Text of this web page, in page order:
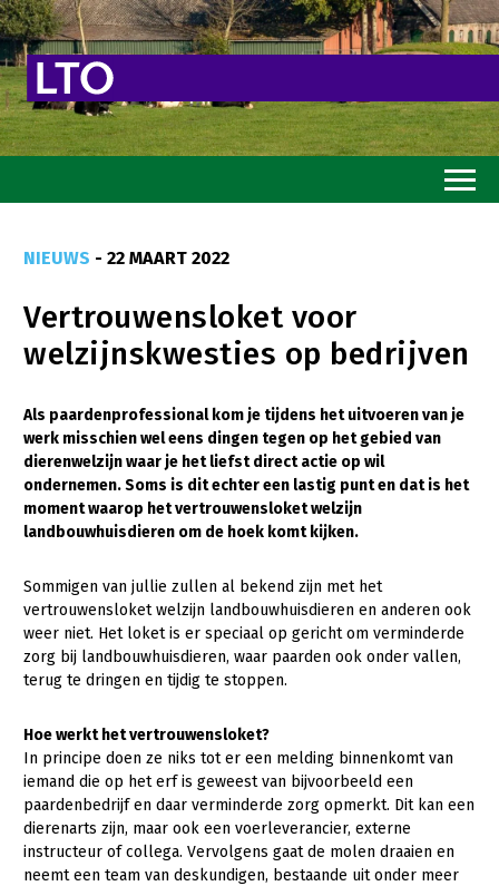
Goed eten
Mooi groen
Sterk ondernemerschap
Transitiepaden
Thema’s
Gezonde planten
Gezonde dieren
Natuur, klimaat en energie
Bodem en water
Mens, ondernemerschap en onderwijs
Internationaal
Sectoren
Dier
NIEUWS - 22 MAART 2022
Vertrouwensloket voor
welzijnskwesties op bedrijven
Als paardenprofessional kom je tijdens het uitvoeren van je
werk misschien wel eens dingen tegen op het gebied van
dierenwelzijn waar je het liefst direct actie op wil
ondernemen. Soms is dit echter een lastig punt en dat is het
moment waarop het vertrouwensloket welzijn
landbouwhuisdieren om de hoek komt kijken.
Sommigen van jullie zullen al bekend zijn met het
vertrouwensloket welzijn landbouwhuisdieren en anderen ook
weer niet. Het loket is er speciaal op gericht om verminderde
zorg bij landbouwhuisdieren, waar paarden ook onder vallen,
terug te dringen en tijdig te stoppen.
Hoe werkt het vertrouwensloket?
In principe doen ze niks tot er een melding binnenkomt van
iemand die op het erf is geweest van bijvoorbeeld een
paardenbedrijf en daar verminderde zorg opmerkt. Dit kan een
dierenarts zijn, maar ook een voerleverancier, externe
instructeur of collega. Vervolgens gaat de molen draaien en
neemt een team van deskundigen, bestaande uit onder meer